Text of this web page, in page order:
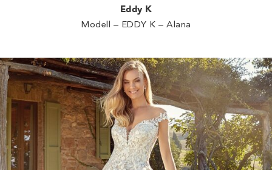
Eddy K
Modell – EDDY K – Alana